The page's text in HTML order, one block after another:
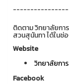
ติดตาม วิทยาลัยกา
สวนสุนันทา ได้ในช่
Website
วิทยาลัยกา
Facebook